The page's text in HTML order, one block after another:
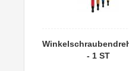
- 1 ST